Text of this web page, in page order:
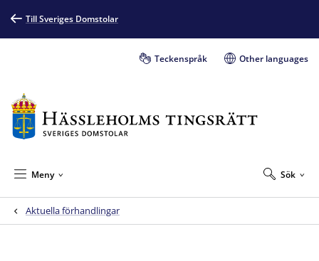
Till Sveriges Domstolar
Teckenspråk Other languages
Sök
Meny
Aktuella förhandlingar